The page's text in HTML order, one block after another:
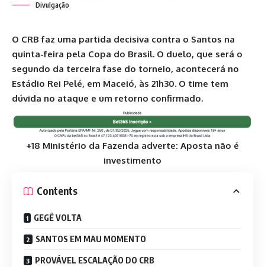
Divulgação
O CRB faz uma partida decisiva contra o Santos na
quinta-feira pela Copa do Brasil. O duelo, que será o
segundo da terceira fase do torneio, acontecerá no
Estádio Rei Pelé, em Maceió, às 21h30. O time tem
dúvida no ataque e um retorno confirmado.
+18 Ministério da Fazenda adverte: Aposta não é
investimento
Contents
GEGÊ VOLTA
SANTOS EM MAU MOMENTO
PROVÁVEL ESCALAÇÃO DO CRB